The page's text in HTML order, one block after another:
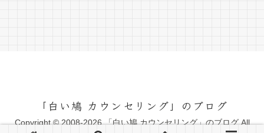
「白い鳩 カウンセリング」のブログ
Copyright © 2008-2026 「白い鳩 カウンセリング」のブログ All